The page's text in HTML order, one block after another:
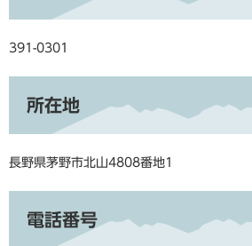
391-0301
所在地
長野県茅野市北山4808番地1
電話番号